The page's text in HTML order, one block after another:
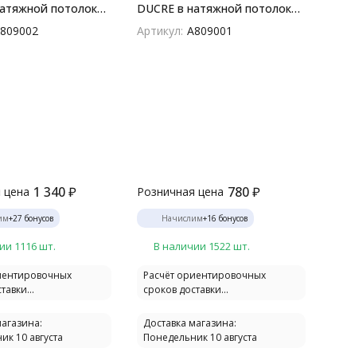
потолок
цена 1 340 ₽
+27 бонусов
1116 шт.
10 августа
DUCRE в натяжной потолок
A809001
Артикул: A809001
Розничная цена 780 ₽
Начислим+16 бонусов
В наличии 1522 шт.
Расчёт ориентировочных
сроков доставки...
Доставка магазина:
Понедельник 10 августа